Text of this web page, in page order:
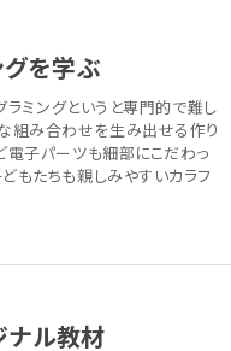
を学ぶ
ラミングというと専門的で難し
組み合わせを生み出せる作り
電子パーツも細部にこだわっ
もたちも親しみやすいカラフ
ナル教材